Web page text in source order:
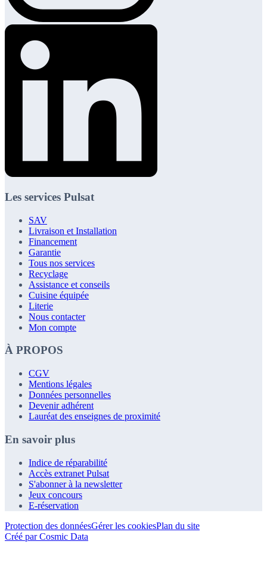
Les services Pulsat
SAV
Livraison et Installation
Financement
Garantie
Tous nos services
Recyclage
Assistance et conseils
Cuisine équipée
Literie
Nous contacter
Mon compte
À PROPOS
CGV
Mentions légales
Données personnelles
Devenir adhérent
Lauréat des enseignes de proximité
En savoir plus
Indice de réparabilité
Accès extranet Pulsat
S'abonner à la newsletter
Jeux concours
E-réservation
Protection des donnéesGérer les cookiesPlan du site
Créé par Cosmic Data